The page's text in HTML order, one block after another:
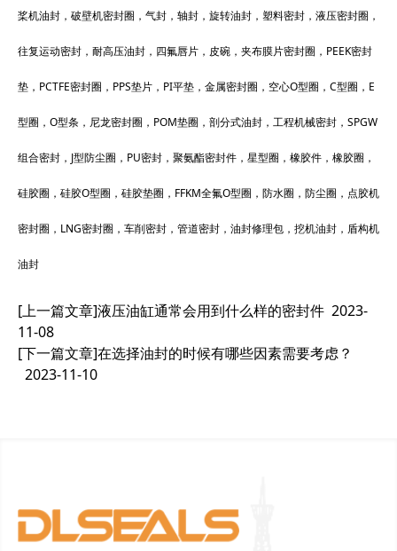
桨机油封，破壁机密封圈，气封，轴封，旋转油封，塑料密封，液压密封圈，
往复运动密封，耐高压油封，四氟唇片，皮碗，夹布膜片密封圈，PEEK密封
垫，PCTFE密封圈，PPS垫片，PI平垫，金属密封圈，空心O型圈，C型圈，E
型圈，O型条，尼龙密封圈，POM垫圈，剖分式油封，工程机械密封，SPGW
组合密封，J型防尘圈，PU密封，聚氨酯密封件，星型圈，橡胶件，橡胶圈，
硅胶圈，硅胶O型圈，硅胶垫圈，FFKM全氟O型圈，防水圈，防尘圈，点胶机
密封圈，LNG密封圈，车削密封，管道密封，油封修理包，挖机油封，盾构机
油封
[上一篇文章]液压油缸通常会用到什么样的密封件 2023-
11-08
[下一篇文章]在选择油封的时候有哪些因素需要考虑？
2023-11-10